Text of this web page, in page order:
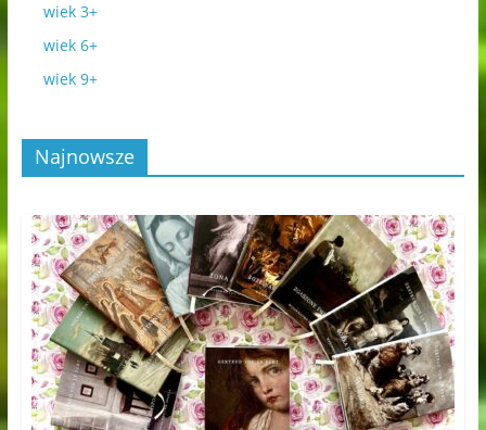
wiek 3+
wiek 6+
wiek 9+
Najnowsze